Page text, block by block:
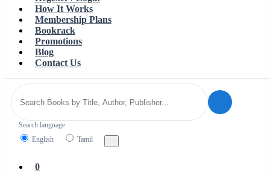
How It Works
Membership Plans
Bookrack
Promotions
Blog
Contact Us
Search language
English
Tamil
0